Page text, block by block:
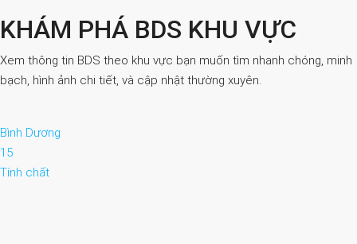
KHÁM PHÁ BDS KHU VỰC
Xem thông tin BDS theo khu vực bạn muốn tìm nhanh chóng, minh
bạch, hình ảnh chi tiết, và cập nhật thường xuyên.
Bình Dương
15
Tính chất